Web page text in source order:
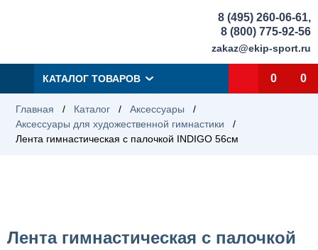
8 (495) 260-06-61,
8 (800) 775-92-56
zakaz@ekip-sport.ru
КАТАЛОГ ТОВАРОВ 0 0
Главная / Каталог / Аксессуары
/
Аксессуары для художественной гимнастики
/
Лента гимнастическая с палочкой INDIGO 56см
Лента гимнастическая с палочкой